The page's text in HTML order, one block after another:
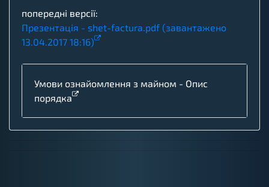
попередні версії:
Презентація - shet-factura.pdf (завантажено
13.04.2017 18:16)
Умови ознайомлення з майном - Опис
порядка